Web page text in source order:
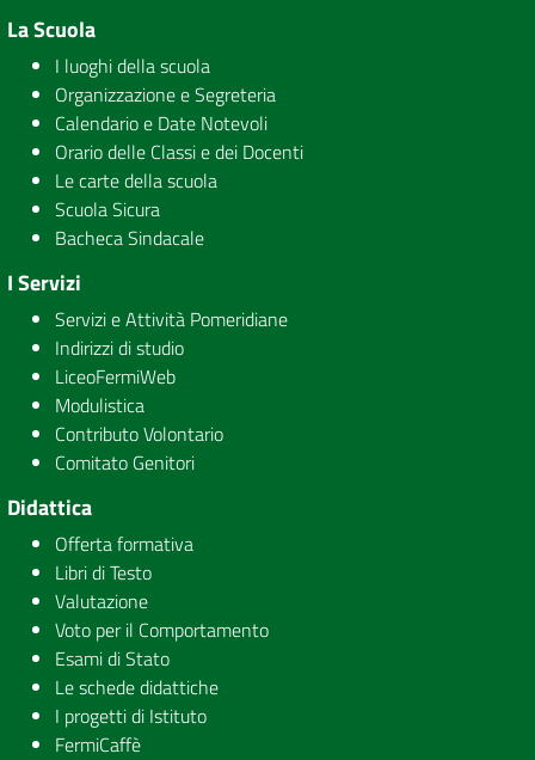
La Scuola
I luoghi della scuola
Organizzazione e Segreteria
Calendario e Date Notevoli
Orario delle Classi e dei Docenti
Le carte della scuola
Scuola Sicura
Bacheca Sindacale
I Servizi
Servizi e Attività Pomeridiane
Indirizzi di studio
LiceoFermiWeb
Modulistica
Contributo Volontario
Comitato Genitori
Didattica
Offerta formativa
Libri di Testo
Valutazione
Voto per il Comportamento
Esami di Stato
Le schede didattiche
I progetti di Istituto
FermiCaffè